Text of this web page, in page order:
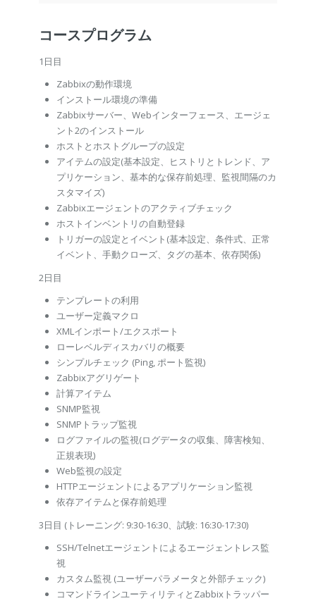
コースプログラム
1日目
Zabbixの動作環境
インストール環境の準備
Zabbixサーバー、Webインターフェース、エージェ
ント2のインストール
ホストとホストグループの設定
アイテムの設定(基本設定、ヒストリとトレンド、ア
プリケーション、基本的な保存前処理、監視間隔のカ
スタマイズ)
Zabbixエージェントのアクティブチェック
ホストインベントリの自動登録
トリガーの設定とイベント(基本設定、条件式、正常
イベント、手動クローズ、タグの基本、依存関係)
2日目
テンプレートの利用
ユーザー定義マクロ
XMLインポート/エクスポート
ローレベルディスカバリの概要
シンプルチェック (Ping, ポート監視)
Zabbixアグリゲート
計算アイテム
SNMP監視
SNMPトラップ監視
ログファイルの監視(ログデータの収集、障害検知、
正規表現)
Web監視の設定
HTTPエージェントによるアプリケーション監視
依存アイテムと保存前処理
3日目 (トレーニング: 9:30-16:30、試験: 16:30-17:30)
SSH/Telnetエージェントによるエージェントレス監
視
カスタム監視 (ユーザーパラメータと外部チェック)
コマンドラインユーティリティとZabbixトラッパー